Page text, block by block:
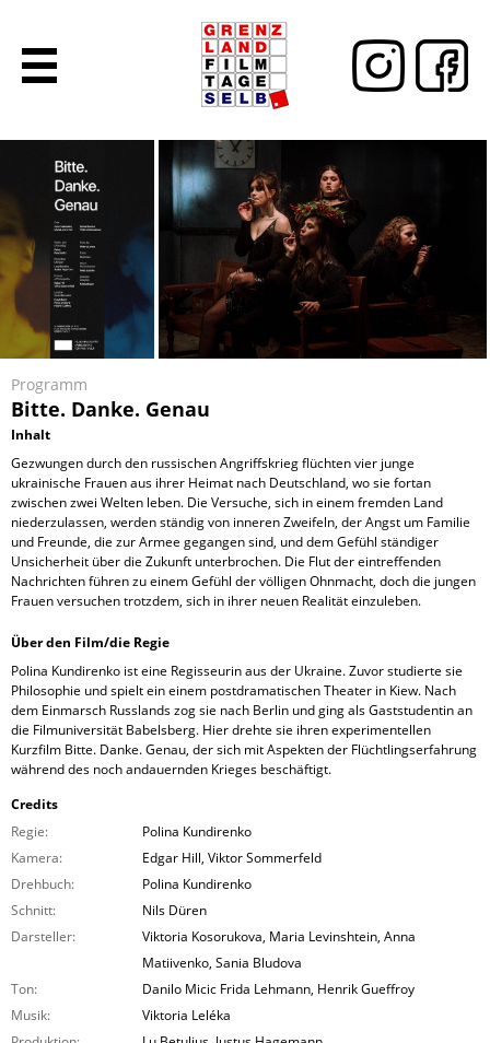
Programm
Bitte. Danke. Genau
Inhalt
Gezwungen durch den russischen Angriffskrieg flüchten vier junge
ukrainische Frauen aus ihrer Heimat nach Deutschland, wo sie fortan
zwischen zwei Welten leben. Die Versuche, sich in einem fremden Land
niederzulassen, werden ständig von inneren Zweifeln, der Angst um Familie
und Freunde, die zur Armee gegangen sind, und dem Gefühl ständiger
Unsicherheit über die Zukunft unterbrochen. Die Flut der eintreffenden
Nachrichten führen zu einem Gefühl der völligen Ohnmacht, doch die jungen
Frauen versuchen trotzdem, sich in ihrer neuen Realität einzuleben.
Über den Film/die Regie
Polina Kundirenko ist eine Regisseurin aus der Ukraine. Zuvor studierte sie
Philosophie und spielt ein einem postdramatischen Theater in Kiew. Nach
dem Einmarsch Russlands zog sie nach Berlin und ging als Gaststudentin an
die Filmuniversität Babelsberg. Hier drehte sie ihren experimentellen
Kurzfilm Bitte. Danke. Genau, der sich mit Aspekten der Flüchtlingserfahrung
während des noch andauernden Krieges beschäftigt.
Credits
Regie:
Polina Kundirenko
Kamera:
Edgar Hill, Viktor Sommerfeld
Drehbuch:
Polina Kundirenko
Schnitt:
Nils Düren
Darsteller:
Viktoria Kosorukova, Maria Levinshtein, Anna
Matiivenko, Sania Bludova
Ton:
Danilo Micic Frida Lehmann, Henrik Gueffroy
Musik:
Viktoria Leléka